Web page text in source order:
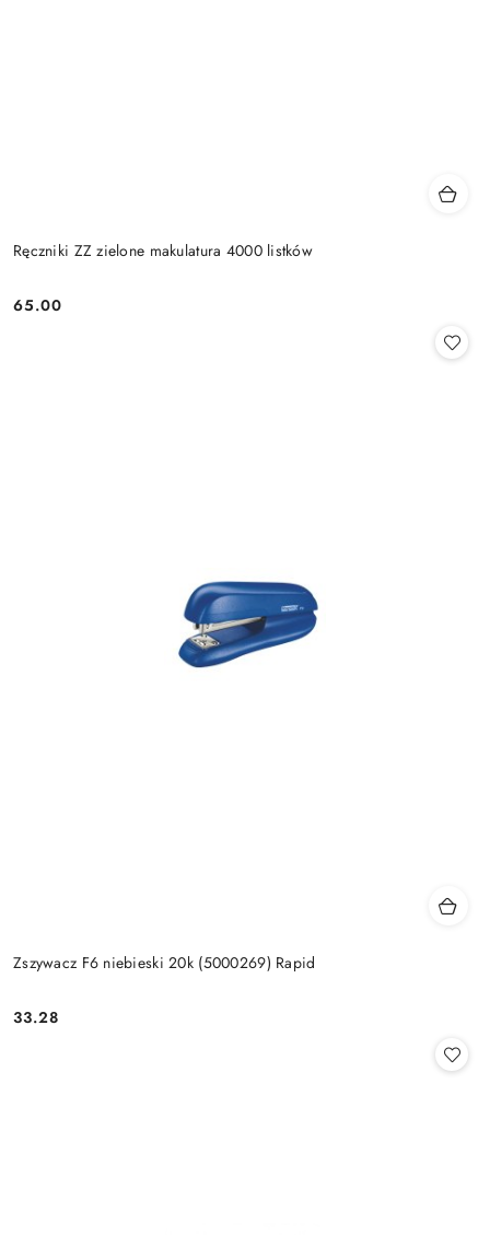
Ręczniki ZZ zielone makulatura 4000 listków
Cena:
65.00
Zszywacz F6 niebieski 20k (5000269) Rapid
Cena:
33.28